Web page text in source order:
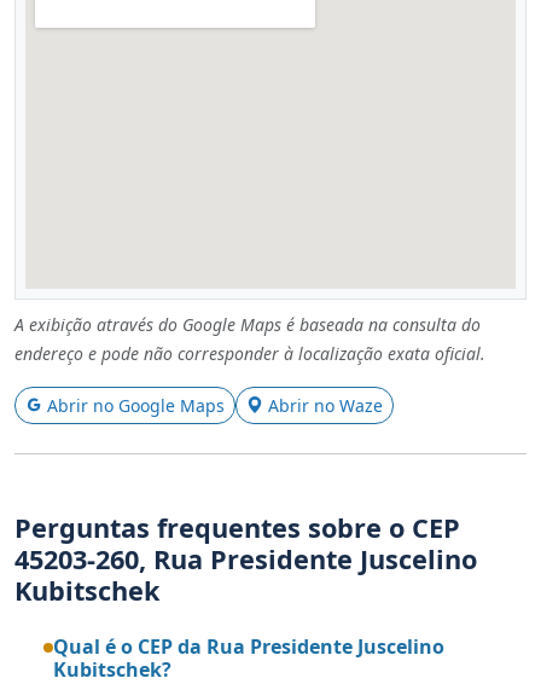
A exibição através do Google Maps é baseada na consulta do
endereço e pode não corresponder à localização exata oficial.
Abrir no Google Maps Abrir no Waze
Perguntas frequentes sobre o CEP
45203-260, Rua Presidente Juscelino
Kubitschek
Qual é o CEP da Rua Presidente Juscelino
Kubitschek?